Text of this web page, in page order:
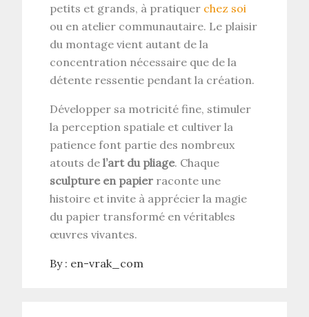
petits et grands, à pratiquer chez soi
ou en atelier communautaire. Le plaisir
du montage vient autant de la
concentration nécessaire que de la
détente ressentie pendant la création.
Développer sa motricité fine, stimuler
la perception spatiale et cultiver la
patience font partie des nombreux
atouts del’art du pliage. Chaque
sculpture en papier raconte une
histoire et invite à apprécier la magie
du papier transformé en véritables
œuvres vivantes.
By : en-vrak_com